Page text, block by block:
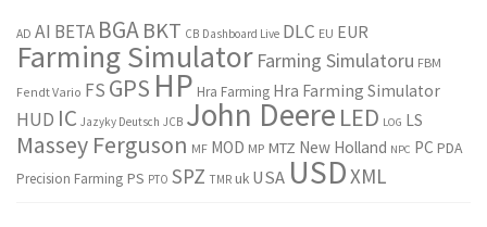
AD AI BETA BGABKT CB Dashboard Live DLC EU EUR
Farming Simulator Farming Simulatoru FBM
Fendt Vario FS GPS HP Hra Farming Hra Farming Simulator
HUD IC Jazyky Deutsch JCB John Deere LED LOG LS
Massey Ferguson MF MOD MP MTZ New Holland NPC PC PDA
Precision Farming PS PTO SPZ TMR uk USA USDXML